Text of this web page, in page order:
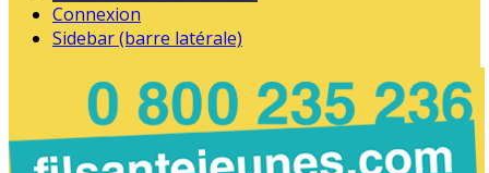
Connexion
Sidebar (barre latérale)